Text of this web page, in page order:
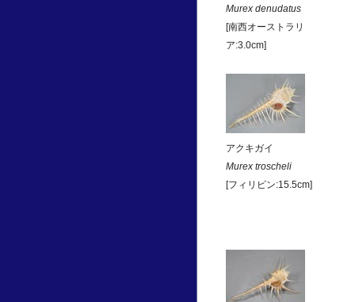
Murex denudatus
[南西オーストラリ
ア:3.0cm]
アクキガイ
Murex troscheli
[フィリピン:15.5cm]